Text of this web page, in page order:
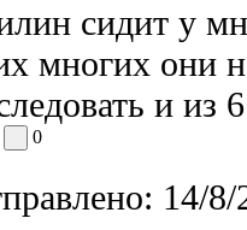
сидит у
многих они
и из
0
14/